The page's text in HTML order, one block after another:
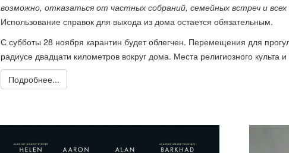
возможно, отказаться от частных собраний, семейных встреч и
Использование справок для выхода из дома остается обязательным.
С субботы 28 ноября карантин будет облегчен. Перемещения для
радиусе двадцати километров вокруг дома. Места религиозного культа
Подробнее...